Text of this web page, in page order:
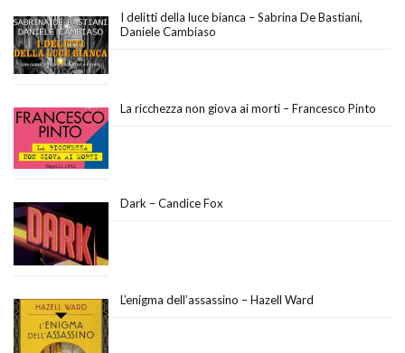
I delitti della luce bianca – Sabrina De Bastiani,
Daniele Cambiaso
La ricchezza non giova ai morti – Francesco Pinto
Dark – Candice Fox
L’enigma dell’assassino – Hazell Ward